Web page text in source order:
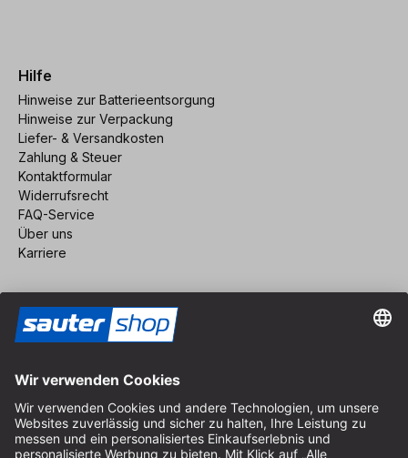
Hilfe
Hinweise zur Batterieentsorgung
Hinweise zur Verpackung
Liefer- & Versandkosten
Zahlung & Steuer
Kontaktformular
Widerrufsrecht
FAQ-Service
Über uns
Karriere
Impressum
AGB